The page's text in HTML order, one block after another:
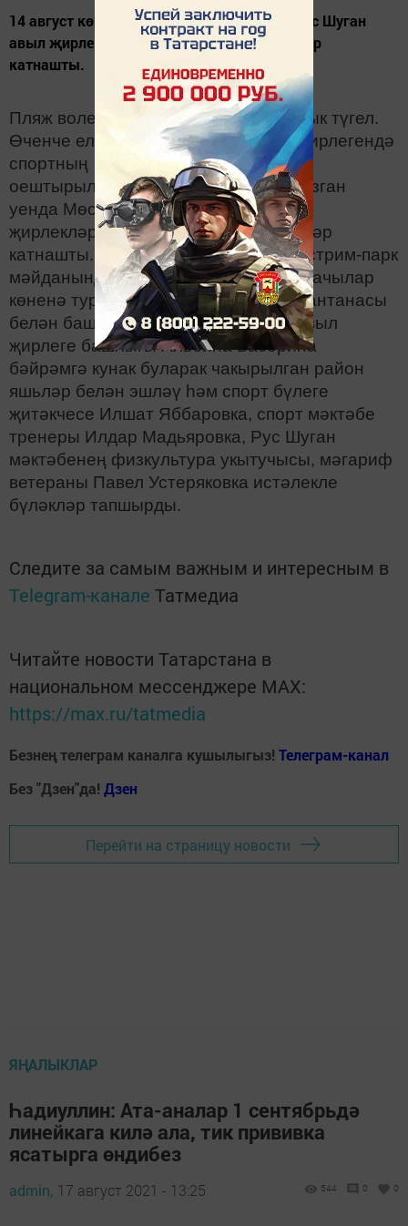
14 август көнне узган уенда Мөслим һәм Рус Шуган
авыл җирлекләреннән укучылар һәм яшьләр
катнашты.
Пляж волейболы Мөслим өчен яңалык түгел.
Өченче ел рәттән Рус Шуган авыл җирлегендә
спортның әлеге төре буенча бәйге
оештырылып килә. 14 август көнне узган
уенда Мөслим һәм Рус Шуган авыл
җирлекләреннән укучылар һәм яшьләр
катнашты. Чара авылда ясалачак экстрим-парк
мәйданында узды. Бәйге Физкультурачылар
көненә туры килде. Чара бүләкләү тантанасы
белән башланып китте. Рус Шуган авыл
җирлеге башлыгы Альбина Басорина
бәйрәмгә кунак буларак чакырылган район
яшьләр белән эшләү һәм спорт бүлеге
җитәкчесе Илшат Яббаровка, спорт мәктәбе
тренеры Илдар Мадьяровка, Рус Шуган
мәктәбенең физкультура укытучысы, мәгариф
ветераны Павел Устеряковка истәлекле
бүләкләр тапшырды.
Следите за самым важным и интересным в
Telegram-канале Татмедиа
Читайте новости Татарстана в
национальном мессенджере MАХ:
https://max.ru/tatmedia
Безнең телеграм каналга кушылыгыз! Телеграм-канал
Без "Дзен"да! Дзен
Перейти на страницу новости
ЯҢАЛЫКЛАР
Һадиуллин: Ата-аналар 1 сентябрьдә
линейкага килә ала, тик прививка
ясатырга өндибез
admin, 17 август 2021 - 13:25 544 0 0